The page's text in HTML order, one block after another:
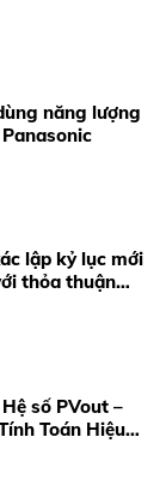
năng lượng
lập kỷ lục mới
thỏa thuận
số PVout –
Toán Hiệu